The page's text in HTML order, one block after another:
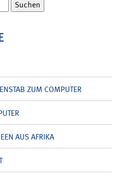
ZUM COMPUTER
AUS AFRIKA